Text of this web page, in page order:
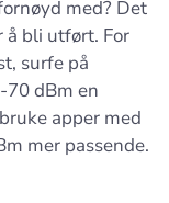
med? Det
å bli utført. For
surfe på
70 dBm en
apper med
mer passende.